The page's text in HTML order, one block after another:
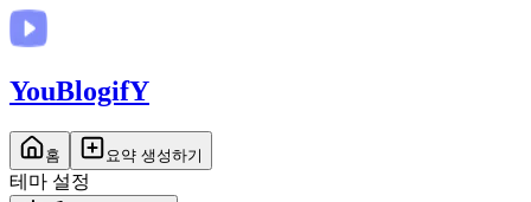
YouBlogifY
홈 요약 생성하기
테마 설정